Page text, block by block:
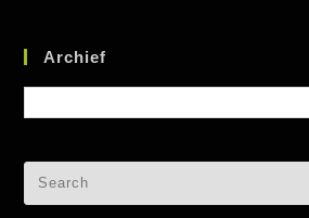
Archief
Archief